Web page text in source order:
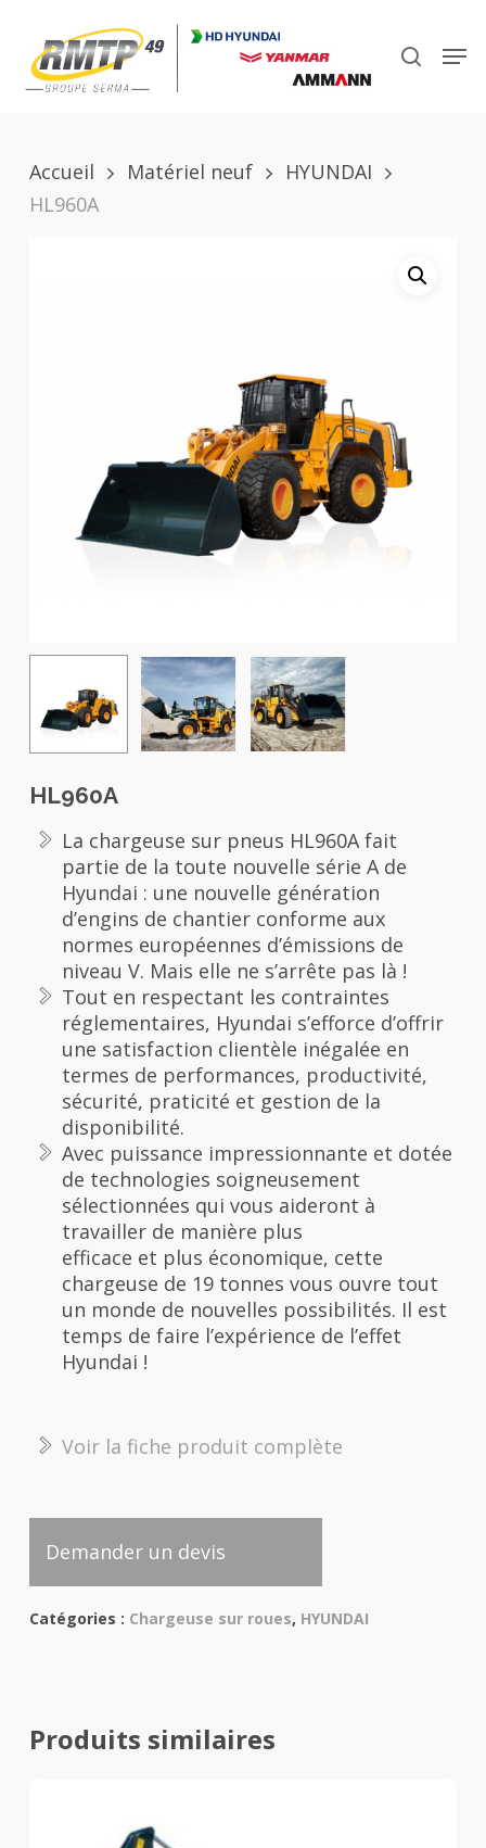
main
content
search
Accueil Matériel neuf
HYUNDAI
HL960A
HL960A
La chargeuse sur pneus HL960A fait
partie de la toute nouvelle série A de
Hyundai : une nouvelle génération
d’engins de chantier conforme aux
normes européennes d’émissions de
niveau V. Mais elle ne s’arrête pas là !
Tout en respectant les contraintes
réglementaires, Hyundai s’efforce d’offrir
une satisfaction clientèle inégalée en
termes de performances, productivité,
sécurité, praticité et gestion de la
disponibilité.
Avec puissance impressionnante et dotée
de technologies soigneusement
sélectionnées qui vous aideront à
travailler de manière plus
efficace et plus économique, cette
chargeuse de 19 tonnes vous ouvre tout
un monde de nouvelles possibilités. Il est
temps de faire l’expérience de l’effet
Hyundai !
Voir la fiche produit complète
Demander un devis
Catégories : Chargeuse sur roues, HYUNDAI
Produits similaires
Close